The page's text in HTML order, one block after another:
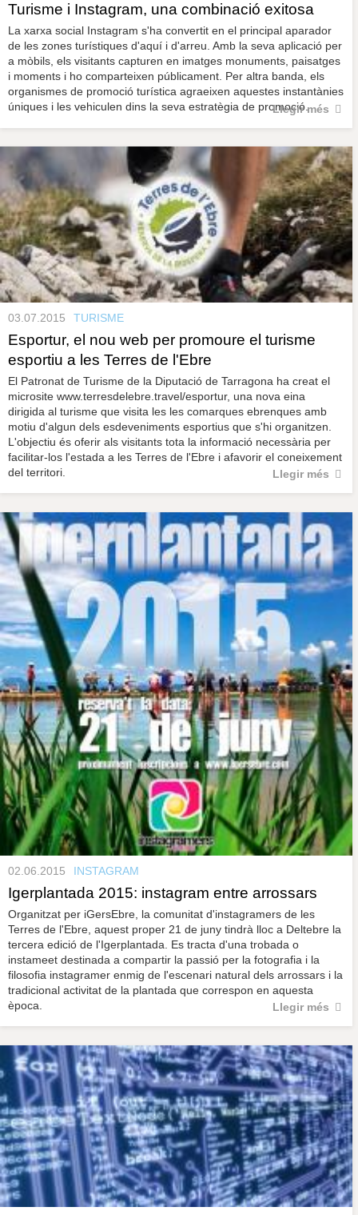
Turisme i Instagram, una combinació exitosa
La xarxa social Instagram s'ha convertit en el principal aparador
de les zones turístiques d'aquí i d'arreu. Amb la seva aplicació per
a mòbils, els visitants capturen en imatges monuments, paisatges
i moments i ho comparteixen públicament. Per altra banda, els
organismes de promoció turística agraeixen aquestes instantànies
úniques i les vehiculen dins la seva estratègia de promoció.
Llegir més
03.07.2015 TURISME
Esportur, el nou web per promoure el turisme
esportiu a les Terres de l'Ebre
El Patronat de Turisme de la Diputació de Tarragona ha creat el
microsite www.terresdelebre.travel/esportur, una nova eina
dirigida al turisme que visita les les comarques ebrenques amb
motiu d'algun dels esdeveniments esportius que s'hi organitzen.
L'objectiu és oferir als visitants tota la informació necessària per
facilitar-los l'estada a les Terres de l'Ebre i afavorir el coneixement
del territori.
Llegir més
02.06.2015 INSTAGRAM
Igerplantada 2015: instagram entre arrossars
Organitzat per iGersEbre, la comunitat d'instagramers de les
Terres de l'Ebre, aquest proper 21 de juny tindrà lloc a Deltebre la
tercera edició de l'Igerplantada. Es tracta d'una trobada o
instameet destinada a compartir la passió per la fotografia i la
filosofia instagramer enmig de l'escenari natural dels arrossars i la
tradicional activitat de la plantada que correspon en aquesta
època.
Llegir més